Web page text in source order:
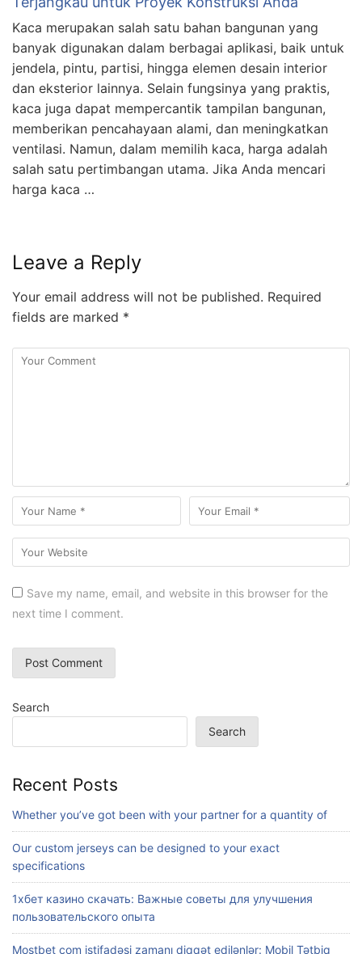
Kaca merupakan salah satu bahan bangunan yang
banyak digunakan dalam berbagai aplikasi, baik untuk
jendela, pintu, partisi, hingga elemen desain interior
dan eksterior lainnya. Selain fungsinya yang praktis,
kaca juga dapat mempercantik tampilan bangunan,
memberikan pencahayaan alami, dan meningkatkan
ventilasi. Namun, dalam memilih kaca, harga adalah
salah satu pertimbangan utama. Jika Anda mencari
harga kaca …
Leave a Reply
Your email address will not be published. Required
fields are marked *
Save my name, email, and website in this browser for the
next time I comment.
Search
Search
Recent Posts
Whether you’ve got been with your partner for a quantity of
Our custom jerseys can be designed to your exact
specifications
1хбет казино скачать: Важные советы для улучшения
пользовательского опыта
Mostbet com istifadəsi zamanı diqqət edilənlər: Mobil Tətbiq